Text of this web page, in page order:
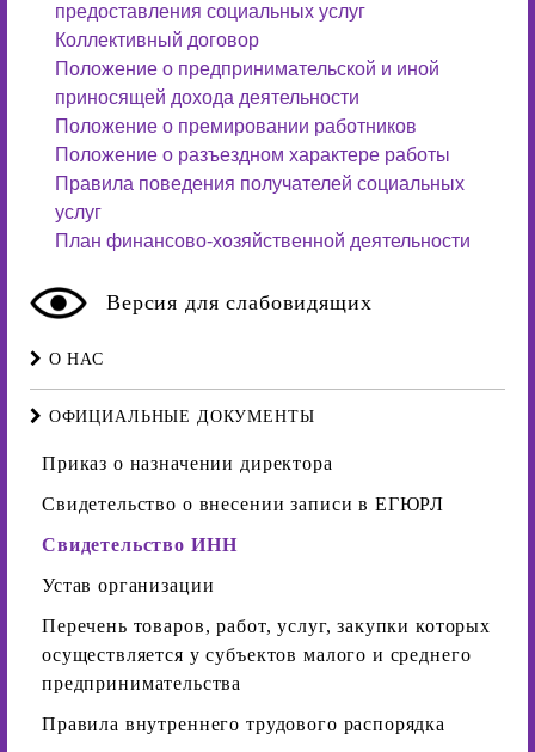
предоставления социальных услуг
Коллективный договор
Положение о предпринимательской и иной
приносящей дохода деятельности
Положение о премировании работников
Положение о разъездном характере работы
Правила поведения получателей социальных
услуг
План финансово-хозяйственной деятельности
Версия для слабовидящих
О НАС
ОФИЦИАЛЬНЫЕ ДОКУМЕНТЫ
Приказ о назначении директора
Свидетельство о внесении записи в ЕГЮРЛ
Свидетельство ИНН
Устав организации
Перечень товаров, работ, услуг, закупки которых
осуществляется у субъектов малого и среднего
предпринимательства
Правила внутреннего трудового распорядка